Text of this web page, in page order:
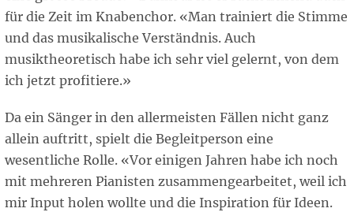
für die Zeit im Knabenchor. «Man trainiert die Stimme
und das musikalische Verständnis. Auch
musiktheoretisch habe ich sehr viel gelernt, von dem
ich jetzt profitiere.»
Da ein Sänger in den allermeisten Fällen nicht ganz
allein auftritt, spielt die Begleitperson eine
wesentliche Rolle. «Vor einigen Jahren habe ich noch
mit mehreren Pianisten zusammengearbeitet, weil ich
mir Input holen wollte und die Inspiration für Ideen.